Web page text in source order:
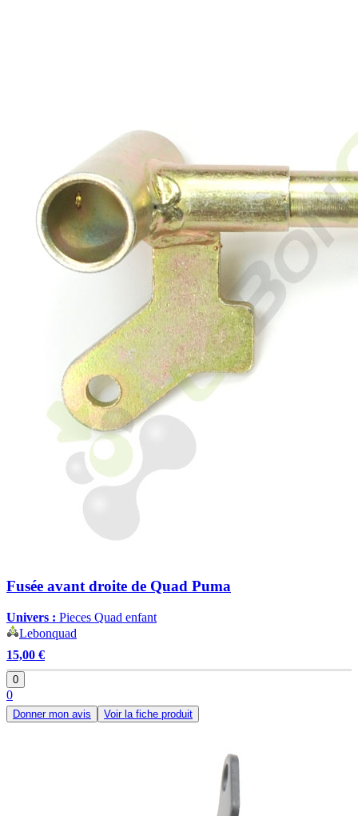
Fusée avant droite de Quad Puma
Univers : Pieces Quad enfant
Lebonquad
15,00 €
0
0
Donner mon avis Voir la fiche produit